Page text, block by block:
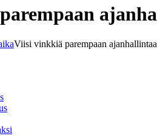
Viisi vinkkiä parempaan